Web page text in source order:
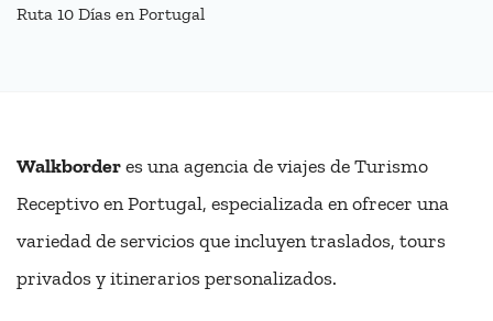
Ruta 10 Días en Portugal
Walkborderes una agencia de viajes de Turismo
Receptivo en Portugal, especializada en ofrecer una
variedad de servicios que incluyen traslados, tours
privados y itinerarios personalizados.